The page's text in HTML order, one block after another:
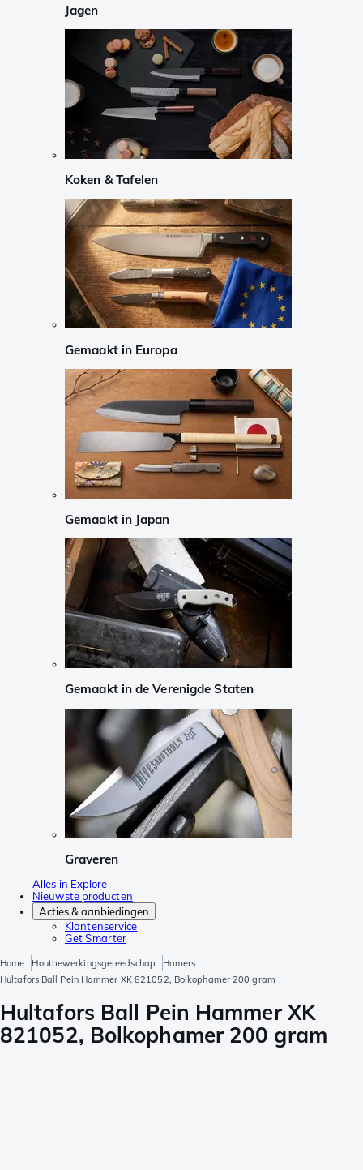
Jagen
Koken & Tafelen
Gemaakt in Europa
Gemaakt in Japan
Gemaakt in de Verenigde Staten
Graveren
Alles in Explore
Nieuwste producten
Acties & aanbiedingen
Klantenservice
Get Smarter
Home Houtbewerkingsgereedschap
Hamers
Hultafors Ball Pein Hammer XK 821052, Bolkophamer 200 gram
Hultafors Ball Pein Hammer XK
821052, Bolkophamer 200 gram